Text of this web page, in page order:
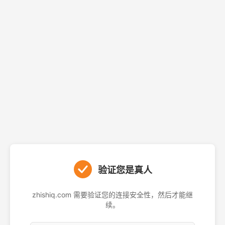
验证您是真人
zhishiq.com 需要验证您的连接安全性，然后才能继
续。